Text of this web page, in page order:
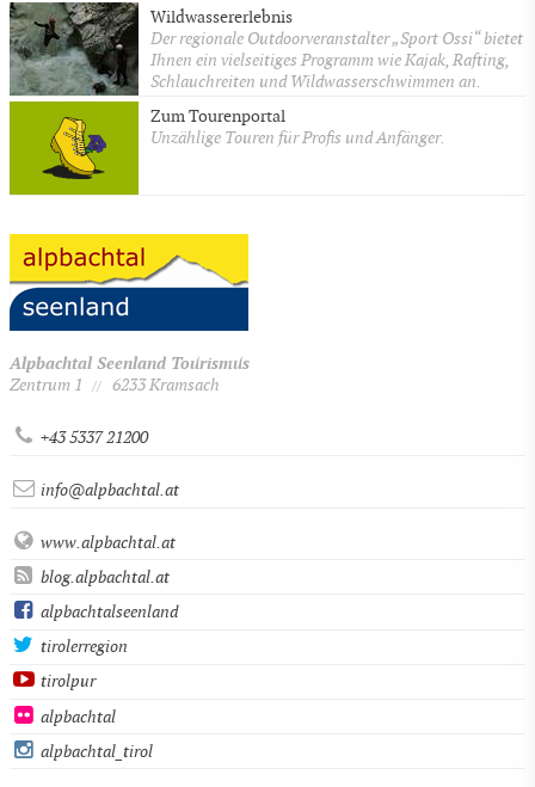
Wildwassererlebnis
Der regionale Outdoorveranstalter „Sport Ossi“ bietet
Ihnen ein vielseitiges Programm wie Kajak, Rafting,
Schlauchreiten und Wildwasserschwimmen an.
Zum Tourenportal
Unzählige Touren für Profis und Anfänger.
Alpbachtal Seenland Tourismus
Zentrum 1
// 6233 Kramsach
+43 5337 21200
info@alpbachtal.at
www.alpbachtal.at
blog.alpbachtal.at
alpbachtalseenland
tirolerregion
tirolpur
alpbachtal
alpbachtal_tirol